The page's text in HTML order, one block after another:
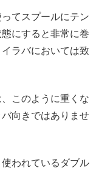
てスプールにテン
にすると非常に巻
ラバにおいては致
このように重くな
向きではありませ
われているダブル